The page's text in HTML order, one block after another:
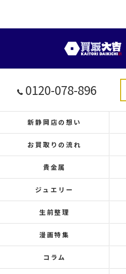
0120-078-896
新静岡店の想い
お買取りの流れ
貴金属
ジュエリー
生前整理
漫画特集
コラム